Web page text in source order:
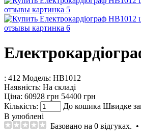
: 412 Модель: HB1012
Наявність: На складі
Ціна: 60928 грн 54400 грн
Кількість:
До кошика Швидке
В улюблені
Базовано на 0 відгуках. •